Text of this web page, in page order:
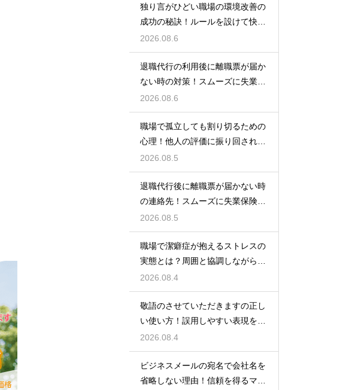
独り言がひどい職場の環境改善の
成功の秘訣！ルールを設けて快適
な空間を作る
2026.08.6
退職代行の利用後に離職票が届か
ない時の対策！スムーズに失業保
険をもらう
2026.08.6
職場で孤立しても割り切るための
心理！他人の評価に振り回されな
いための術
2026.08.5
退職代行後に離職票が届かない時
の連絡先！スムーズに失業保険を
もらう術
2026.08.5
職場で潔癖症が抱えるストレスの
実態とは？周囲と協調しながら快
適に働く術
2026.08.4
敬語のさせていただきますの正し
い使い方！誤用しやすい表現を理
解する術
2026.08.4
ビジネスメールの宛名で会社名を
省略しない理由！信頼を得るマナ